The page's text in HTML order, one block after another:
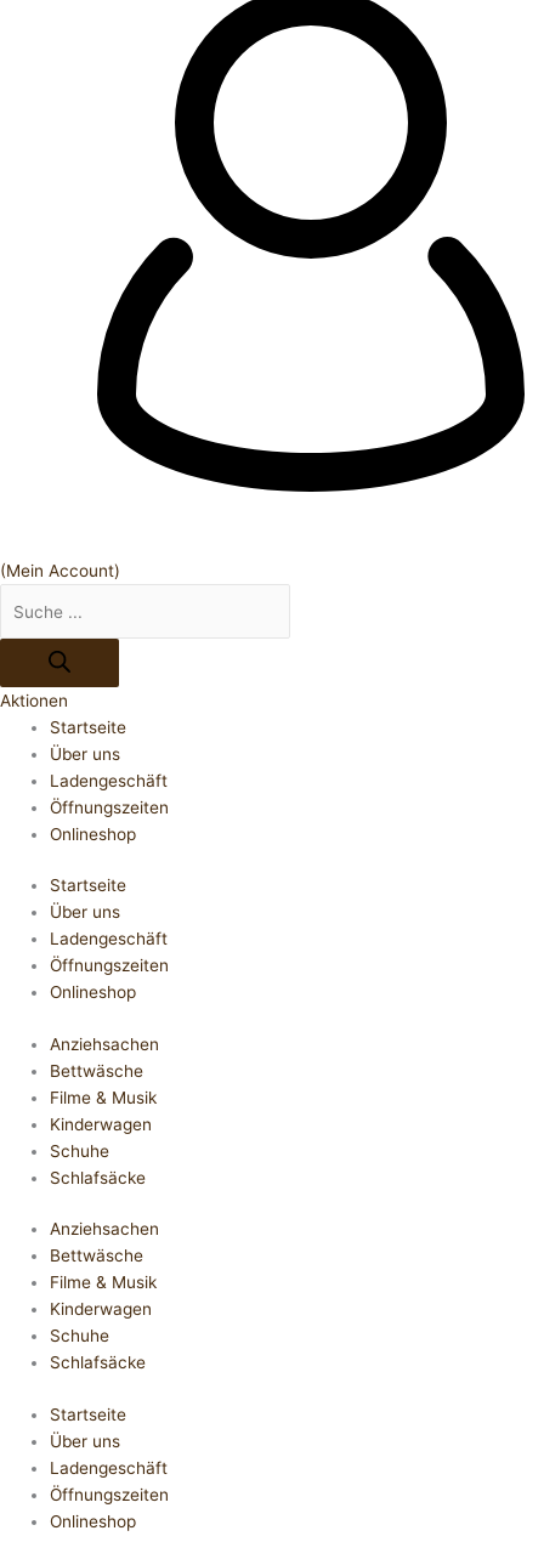
(Mein Account)
Aktionen
Startseite
Über uns
Ladengeschäft
Öffnungszeiten
Onlineshop
Startseite
Über uns
Ladengeschäft
Öffnungszeiten
Onlineshop
Anziehsachen
Bettwäsche
Filme & Musik
Kinderwagen
Schuhe
Schlafsäcke
Anziehsachen
Bettwäsche
Filme & Musik
Kinderwagen
Schuhe
Schlafsäcke
Startseite
Über uns
Ladengeschäft
Öffnungszeiten
Onlineshop